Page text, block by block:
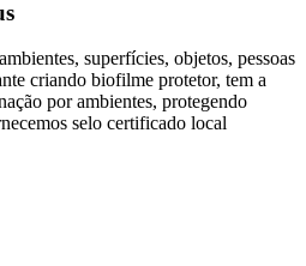
superfícies, objetos, pessoas
criando biofilme protetor, tem a
por ambientes, protegendo
selo certificado local